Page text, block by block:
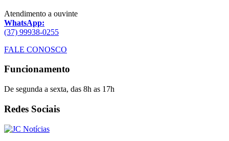
Atendimento a ouvinte
WhatsApp:
(37) 99938-0255
FALE CONOSCO
Funcionamento
De segunda a sexta, das 8h as 17h
Redes Sociais